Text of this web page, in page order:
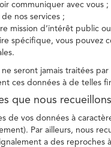
communiquer avec vous ;
nos services ;
mission d’intérêt public
spécifique, vous pouvez
seront jamais traitées
ces données à de telles
que nous
de vos données à
Par ailleurs, nous
a des